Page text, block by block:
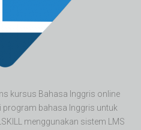
kursus Bahasa Inggris online
bahasa Inggris untuk
menggunakan sistem LMS